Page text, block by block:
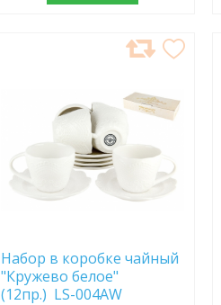
Набор в коробке чайный
"Кружево белое"
(12пр.) LS-004AW